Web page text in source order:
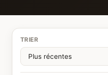
TRIER